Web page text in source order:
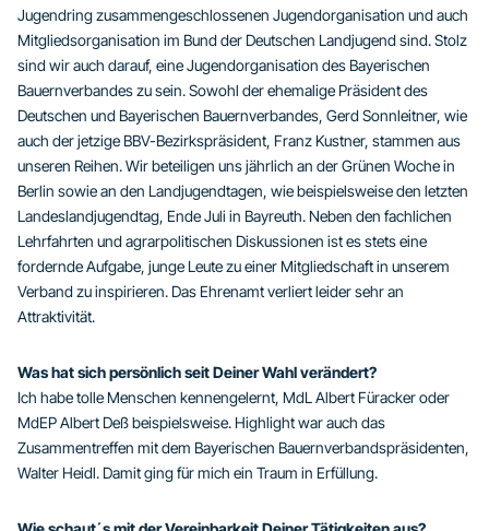
Jugendring zusammengeschlossenen Jugendorganisation und auch
Mitgliedsorganisation im Bund der Deutschen Landjugend sind. Stolz
sind wir auch darauf, eine Jugendorganisation des Bayerischen
Bauernverbandes zu sein. Sowohl der ehemalige Präsident des
Deutschen und Bayerischen Bauernverbandes, Gerd Sonnleitner, wie
auch der jetzige BBV-Bezirkspräsident, Franz Kustner, stammen aus
unseren Reihen. Wir beteiligen uns jährlich an der Grünen Woche in
Berlin sowie an den Landjugendtagen, wie beispielsweise den letzten
Landeslandjugendtag, Ende Juli in Bayreuth. Neben den fachlichen
Lehrfahrten und agrarpolitischen Diskussionen ist es stets eine
fordernde Aufgabe, junge Leute zu einer Mitgliedschaft in unserem
Verband zu inspirieren. Das Ehrenamt verliert leider sehr an
Attraktivität.
Was hat sich persönlich seit Deiner Wahl verändert?
Ich habe tolle Menschen kennengelernt, MdL Albert Füracker oder
MdEP Albert Deß beispielsweise. Highlight war auch das
Zusammentreffen mit dem Bayerischen Bauernverbandspräsidenten,
Walter Heidl. Damit ging für mich ein Traum in Erfüllung.